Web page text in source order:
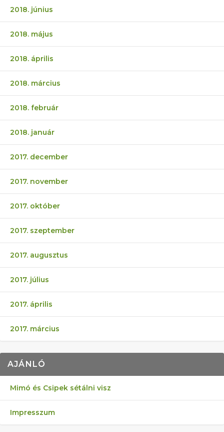
2018. június
2018. május
2018. április
2018. március
2018. február
2018. január
2017. december
2017. november
2017. október
2017. szeptember
2017. augusztus
2017. július
2017. április
2017. március
AJÁNLÓ
Mimó és Csipek sétálni visz
Impresszum